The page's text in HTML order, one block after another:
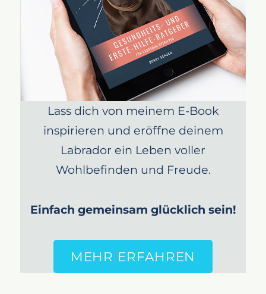
Was tun bei Unfällen?
Die Geduld ist eine Tugend
Fazit
Lass dich von meinem E-Book
inspirieren und eröffne deinem
Labrador ein Leben voller
Wohlbefinden und Freude.
Einfach gemeinsam glücklich sein!
MEHR ERFAHREN